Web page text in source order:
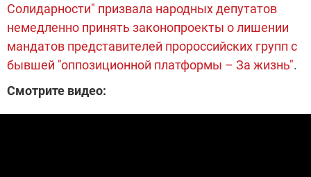
Солидарности" призвала народных депутатов
немедленно принять законопроекты о лишении
мандатов представителей пророссийских групп с
бывшей "оппозиционной платформы – За жизнь".
Смотрите видео: